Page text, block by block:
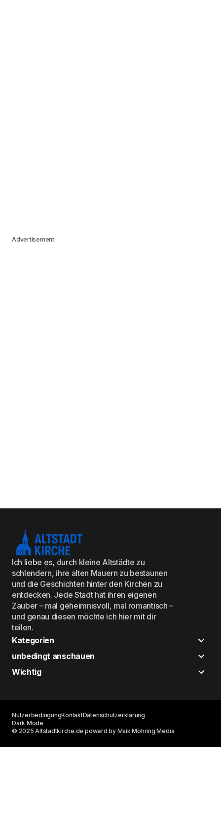
Advertisement
Ich liebe es, durch kleine Altstädte zu
schlendern, ihre alten Mauern zu bestaunen
und die Geschichten hinter den Kirchen zu
entdecken. Jede Stadt hat ihren eigenen
Zauber – mal geheimnisvoll, mal romantisch –
und genau diesen möchte ich hier mit dir
teilen.
Kategorien
unbedingt anschauen
Wichtig
© 2025 Altstadtkirche.de powerd by Maik Möhring Media
NutzerbedingungKontaktDatenschutzerklärung
Dark Mode